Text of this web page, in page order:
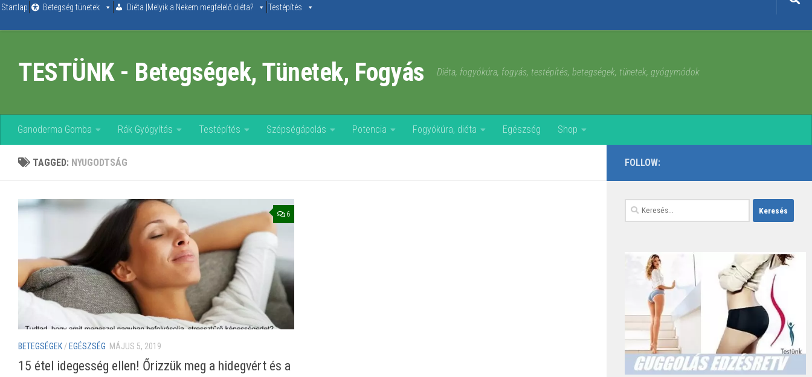
Skip to content
Startlap Betegség tünetek Diéta |Melyik a Nekem megfelelő diéta? Testépítés
TESTÜNK - Betegségek, Tünetek, Fogyás Diéta, fogyókúra, fogyás, testépítés, betegségek, tünetek, gyógymódok
Ganoderma Gomba Rák Gyógyítás Testépítés Szépségápolás Potencia Fogyókúra, diéta Egészség Shop
TAGGED: NYUGODTSÁG
6
BETEGSÉGEK / EGÉSZSÉG MÁJUS 5, 2019
15 étel idegesség ellen! Őrizzük meg a hidegvért és a
FOLLOW:
Keresés: